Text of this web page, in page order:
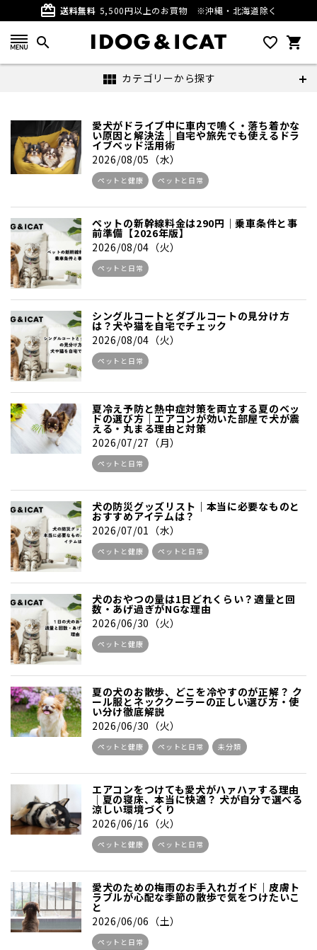
card_giftcard 送料無料 5,500円以上のお買物 ※沖縄・北海道除く
search favorite_outline shopping_cart
view_module カテゴリーから探す
愛犬がドライブ中に車内で鳴く・落ち着かな
い原因と解決法｜自宅や旅先でも使えるドラ
イブベッド活用術
2026/08/05（水）
ペットと健康 ペットと日常
ペットの新幹線料金は290円｜乗車条件と事
前準備【2026年版】
2026/08/04（火）
ペットと日常
シングルコートとダブルコートの見分け方
は？犬や猫を自宅でチェック
2026/08/04（火）
ペットと日常
夏冷え予防と熱中症対策を両立する夏のベッ
ドの選び方｜エアコンが効いた部屋で犬が震
える・丸まる理由と対策
2026/07/27（月）
ペットと日常
犬の防災グッズリスト｜本当に必要なものと
おすすめアイテムは？
2026/07/01（水）
ペットと健康 ペットと日常
犬のおやつの量は1日どれくらい？適量と回
数・あげ過ぎがNGな理由
2026/06/30（火）
ペットと健康
夏の犬のお散歩、どこを冷やすのが正解？ ク
ール服とネッククーラーの正しい選び方・使
い分け徹底解説
2026/06/30（火）
ペットと健康 ペットと日常 未分類
エアコンをつけても愛犬がハァハァする理由
｜夏の寝床、本当に快適？ 犬が自分で選べる
涼しい環境づくり
2026/06/16（火）
ペットと健康 ペットと日常
愛犬のための梅雨のお手入れガイド｜皮膚ト
ラブルが心配な季節の散歩で気をつけたいこ
と
2026/06/06（土）
ペットと日常